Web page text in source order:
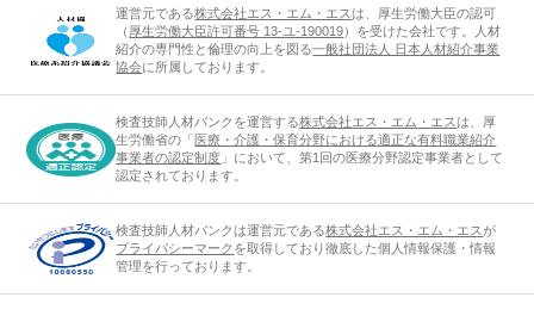
運営元である株式会社エス・エム・エスは、厚生労働大臣の認可
（ 厚生労働大臣許可番号 13-ユ-190019）を受けた会社です。人材
紹介の専門性と倫理の向上を図る一般社団法人 日本人材紹介事業
協会に所属しております。
検査技師人材バンクを運営する株式会社エス・エム・エスは、厚
生労働省の「 医療・介護・保育分野における適正な有料職業紹介
事業者の認定制度 」において、第1回の医療分野認定事業者として
認定されております。
検査技師人材バンクは運営元である株式会社エス・エム・エスが
プライバシーマーク を取得しており徹底した個人情報保護・情報
管理を行っております。